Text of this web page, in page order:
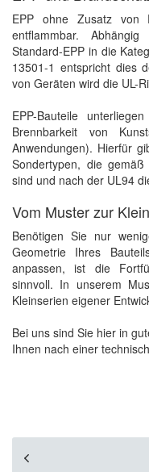
EPP ohne Zusatz von
entflammbar.
Standard-EPP in die
13501-1 entspricht dies
von Geräten wird die UL-
EPP-Bauteile
Brennbarkeit von
Anwendungen). Hierfür
Sondertypen, die gemäß
sind und nach der UL94
Vom Muster zur
Benötigen Sie nur
Geometrie Ihres
anpassen, ist die
sinnvoll. In unserem
Kleinserien eigener
Bei uns sind Sie hier in
Ihnen nach einer